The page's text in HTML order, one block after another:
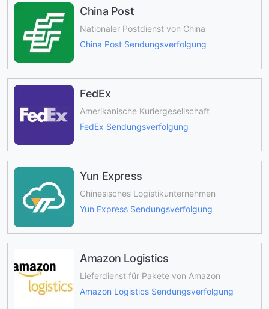
China Post
Nationaler Postdienst von China
China Post Sendungsverfolgung
FedEx
Amerikanische Kuriergesellschaft
FedEx Sendungsverfolgung
Yun Express
Chinesisches Logistikunternehmen
Yun Express Sendungsverfolgung
Amazon Logistics
Lieferdienst für Pakete von Amazon
Amazon Logistics Sendungsverfolgung